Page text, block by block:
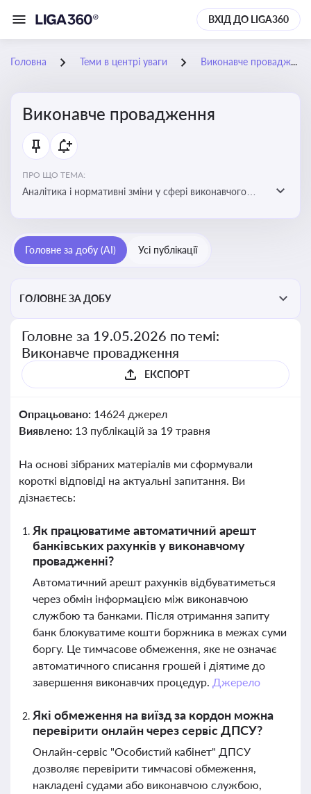
ВХІД ДО LIGA360
Головна Теми в центрі уваги Виконавче провадження
Виконавче провадження
ПРО ЩО ТЕМА:
Аналітика і нормативні зміни у сфері виконавчого
завершенню проваджень, діяльності державних і
приватних виконавців
Головне за добу (AI) Усі публікації
ГОЛОВНЕ ЗА ДОБУ
Головне за 19.05.2026 по темі:
Виконавче провадження
ЕКСПОРТ
Опрацьовано: 14624 джерел
Виявлено: 13 публікацій за 19 травня
На основі зібраних матеріалів ми сформували
короткі відповіді на актуальні запитання. Ви
дізнаєтесь:
Як працюватиме автоматичний арешт
банківських рахунків у виконавчому
провадженні?
Автоматичний арешт рахунків відбуватиметься
через обмін інформацією між виконавчою
службою та банками. Після отримання запиту
банк блокуватиме кошти боржника в межах суми
боргу. Це тимчасове обмеження, яке не означає
автоматичного списання грошей і діятиме до
завершення виконавчих процедур. Джерело
Які обмеження на виїзд за кордон можна
перевірити онлайн через сервіс ДПСУ?
Онлайн-сервіс "Особистий кабінет" ДПСУ
дозволяє перевірити тимчасові обмеження,
накладені судами або виконавчою службою,